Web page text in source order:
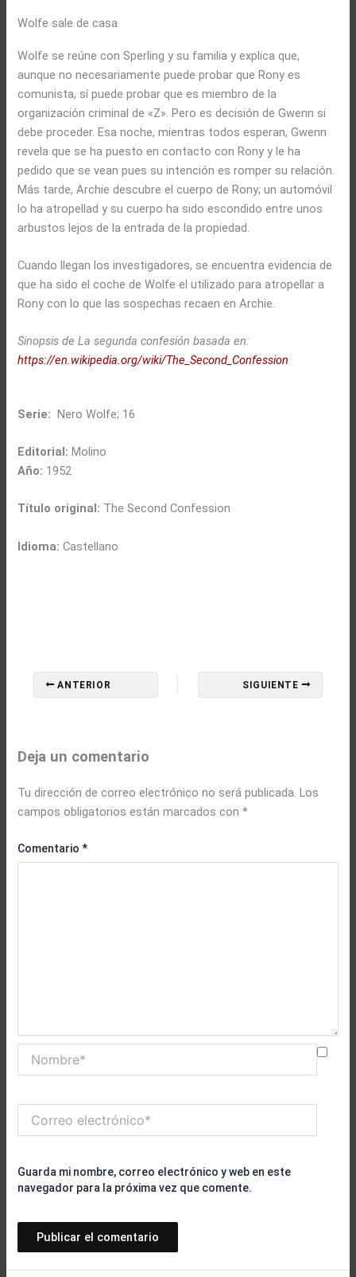
Wolfe sale de casa
Wolfe se reúne con Sperling y su familia y explica que,
aunque no necesariamente puede probar que Rony es
comunista, sí puede probar que es miembro de la
organización criminal de «Z». Pero es decisión de Gwenn si
debe proceder. Esa noche, mientras todos esperan, Gwenn
revela que se ha puesto en contacto con Rony y le ha
pedido que se vean pues su intención es romper su relación.
Más tarde, Archie descubre el cuerpo de Rony; un automóvil
lo ha atropellad y su cuerpo ha sido escondido entre unos
arbustos lejos de la entrada de la propiedad.
Cuando llegan los investigadores, se encuentra evidencia de
que ha sido el coche de Wolfe el utilizado para atropellar a
Rony con lo que las sospechas recaen en Archie.
Sinopsis de La segunda confesión basada en:
https://en.wikipedia.org/wiki/The_Second_Confession
Serie: Nero Wolfe; 16
Editorial: Molino
Año: 1952
Título original: The Second Confession
Idioma: Castellano
ANTERIOR SIGUIENTE
Deja un comentario
Tu dirección de correo electrónico no será publicada. Los
campos obligatorios están marcados con*
Comentario*
electrónico*
Guarda mi nombre, correo electrónico y web en este
navegador para la próxima vez que comente.